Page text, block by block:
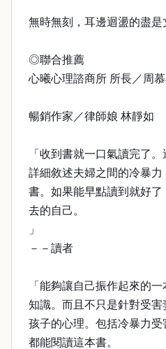
無時無刻，耳邊迴盪的盡
◎聯合推薦
心曦心理諮商所 所長／周
暢銷作家／律師娘 林靜如
「收到書就一口氣讀完了
詳細敘述夫婦之間的冷暴
書。如果能早點讀到就好
去的自己。
」
－－讀者
「能夠讓自己振作起來的
知識。而且不只是針對受
孩子的心理。包括冷暴力受
都能閱讀這本書。